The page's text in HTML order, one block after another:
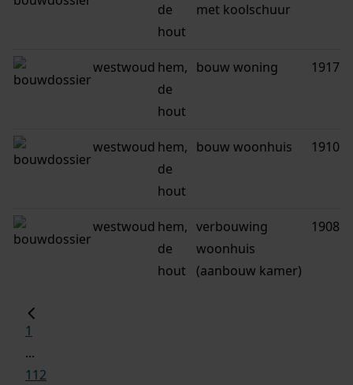
de
hout
met koolschuur
westwoud hem,
de
hout
bouw woning 1917
westwoud hem,
de
hout
bouw woonhuis 1910
westwoud hem,
de
hout
verbouwing
woonhuis
(aanbouw kamer)
1908
1
...
112